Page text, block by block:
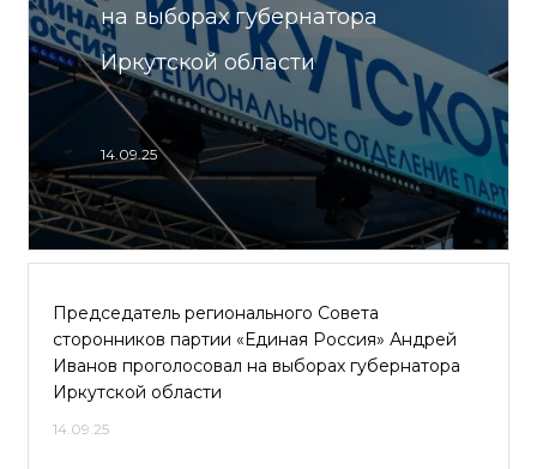
на выборах губернатора
Иркутской области
14.09.25
Председатель регионального Совета
сторонников партии «Единая Россия» Андрей
Иванов проголосовал на выборах губернатора
Иркутской области
14.09.25